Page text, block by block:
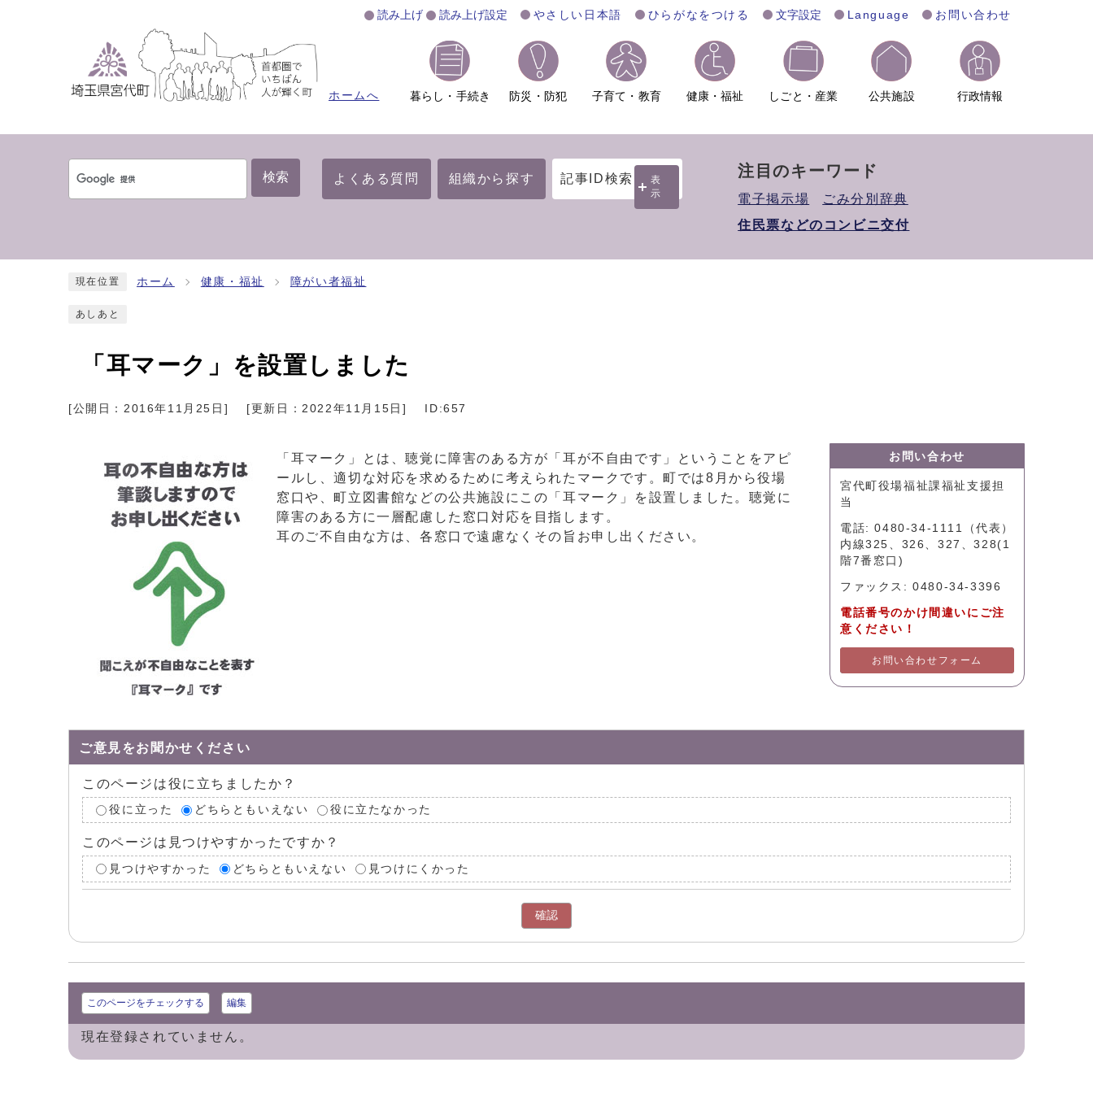
読み上げ 読み上げ設定 やさしい日本語 ひらがなをつける 文字設定 Language お問い合わせ
ホームへ 暮らし・手続き 防災・防犯 子育て・教育 健康・福祉 しごと・産業 公共施設 行政情報
検索 よくある質問 組織から探す 記事ID検索
表
示
注目のキーワード
電子掲示場
ごみ分別辞典
住民票などのコンビニ交付
現在位置 ホーム 健康・福祉 障がい者福祉
あしあと
「耳マーク」を設置しました
[公開日： 2016年11月25日 ] [更新日：2022年11月15日 ] ID:657
「耳マーク」とは、聴覚に障害のある方が「耳が不自由です」ということをアピ
ールし、適切な対応を求めるために考えられたマークです。町では8月から役場
窓口や、町立図書館などの公共施設にこの「耳マーク」を設置しました。聴覚に
障害のある方に一層配慮した窓口対応を目指します。
耳のご不自由な方は、各窓口で遠慮なくその旨お申し出ください。
お問い合わせ
宮代町役場福祉課福祉支援担
当
電話: 0480-34-1111（代表）
内線325、326、327、328(1
階7番窓口)
ファックス: 0480-34-3396
電話番号のかけ間違いにご注
意ください！
お問い合わせフォーム
ご意見をお聞かせください
このページは役に立ちましたか？
役に立った どちらともいえない 役に立たなかった
このページは見つけやすかったですか？
見つけやすかった どちらともいえない 見つけにくかった
確認
このページをチェックする 編集
現在登録されていません。